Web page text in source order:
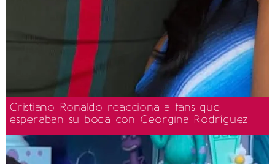
Cristiano Ronaldo reacciona a fans que
esperaban su boda con Georgina Rodríguez